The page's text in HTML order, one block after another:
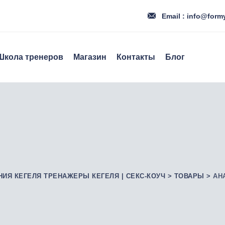
Email :
тренеров Магазин Контакты Блог
КЕГЕЛЯ ТРЕНАЖЕРЫ КЕГЕЛЯ | СЕКС-КОУЧ > ТОВАРЫ >